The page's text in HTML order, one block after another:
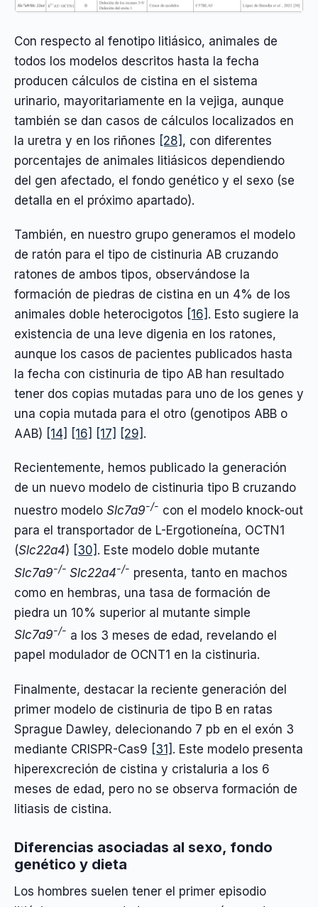
Con respecto al fenotipo litiásico, animales de
todos los modelos descritos hasta la fecha
producen cálculos de cistina en el sistema
urinario, mayoritariamente en la vejiga, aunque
también se dan casos de cálculos localizados en
la uretra y en los riñones [28] , con diferentes
porcentajes de animales litiásicos dependiendo
del gen afectado, el fondo genético y el sexo (se
detalla en el próximo apartado).
También, en nuestro grupo generamos el modelo
de ratón para el tipo de cistinuria AB cruzando
ratones de ambos tipos, observándose la
formación de piedras de cistina en un 4% de los
animales doble heterocigotos [16] . Esto sugiere la
existencia de una leve digenia en los ratones,
aunque los casos de pacientes publicados hasta
la fecha con cistinuria de tipo AB han resultado
tener dos copias mutadas para uno de los genes y
una copia mutada para el otro (genotipos ABB o
AAB) [14] [16] [17] [29] .
Recientemente, hemos publicado la generación
de un nuevo modelo de cistinuria tipo B cruzando
nuestro modelo Slc7a9-/- con el modelo knock-out
para el transportador de L-Ergotioneína, OCTN1
(Slc22a4) [30] . Este modelo doble mutante
Slc7a9-/- Slc22a4-/- presenta, tanto en machos
como en hembras, una tasa de formación de
piedra un 10% superior al mutante simple
Slc7a9-/- a los 3 meses de edad, revelando el
papel modulador de OCNT1 en la cistinuria.
Finalmente, destacar la reciente generación del
primer modelo de cistinuria de tipo B en ratas
Sprague Dawley, delecionando 7 pb en el exón 3
mediante CRISPR-Cas9 [31] . Este modelo presenta
hiperexcreción de cistina y cristaluria a los 6
meses de edad, pero no se observa formación de
litiasis de cistina.
Diferencias asociadas al sexo, fondo
genético y dieta
Los hombres suelen tener el primer episodio